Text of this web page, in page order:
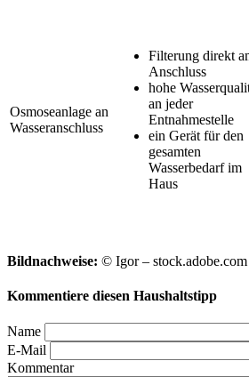
Osmoseanlage an
Wasseranschluss
Filterung direkt
Anschluss
hohe
an jeder
Entnahmestelle
ein Gerät für den
gesamten
Wasserbedarf im
Haus
Bildnachweise: © Igor – stock.adobe.com
Kommentiere diesen Haushaltstipp
Name
E-Mail
Kommentar